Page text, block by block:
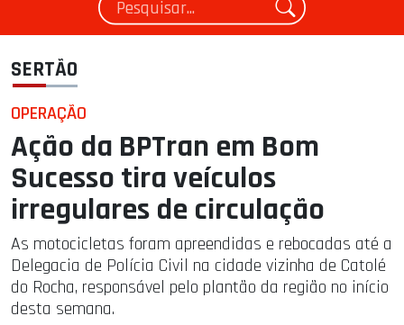
SERTÃO
OPERAÇÃO
Ação da BPTran em Bom
Sucesso tira veículos
irregulares de circulação
As motocicletas foram apreendidas e rebocadas até a
Delegacia de Polícia Civil na cidade vizinha de Catolé
do Rocha, responsável pelo plantão da região no início
desta semana.